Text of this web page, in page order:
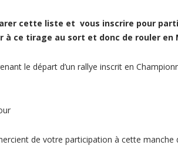
cette liste et vous inscrire pour
ce tirage au sort et donc de rouler en
le départ d’un rallye inscrit en
de votre participation à cette manche